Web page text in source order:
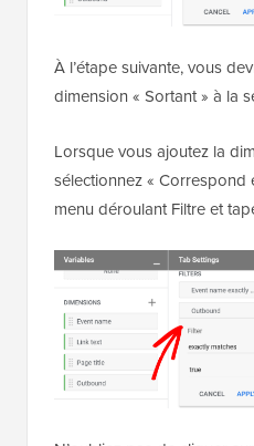
À l’étape suivante, vous
dimension « Sortant » à la
Lorsque vous ajoutez la
sélectionnez « Correspond
menu déroulant Filtre et